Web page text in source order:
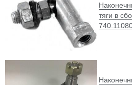
тяги в